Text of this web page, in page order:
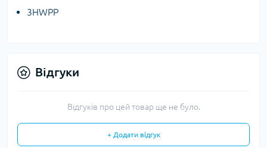
3HWPP
Відгуки
Відгуків про цей товар ще не було.
+ Додати відгук